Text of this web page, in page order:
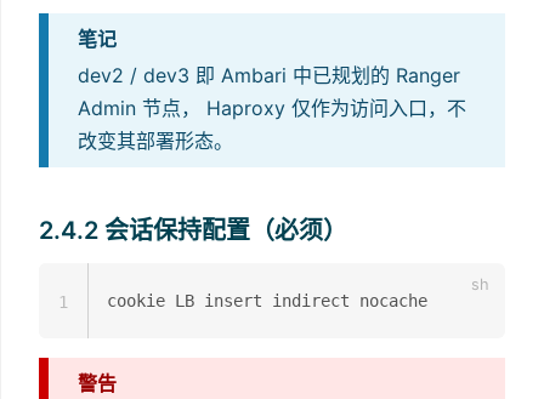
笔记
dev2 / dev3 即 Ambari 中已规划的 Ranger
Admin 节点， Haproxy 仅作为访问入口，不
改变其部署形态。
2.4.2 会话保持配置（必须）
1
警告